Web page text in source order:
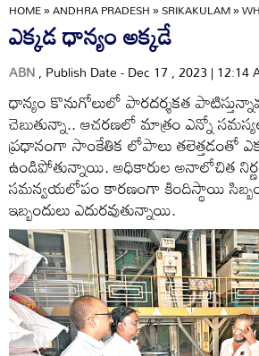
HOME»ANDHRA PRADESH»SRIKAKULAM»
ఎక్కడ ధాన్యం అక్కడే
ABN, Publish Date - Dec 17 , 2023 | 12:14
ధాన్యం కొనుగోలులో పారదర్శకత
చెబుతున్నా.. ఆచరణలో మాత్రం ఎన్నో
ప్రధానంగా సాంకేతిక లోపాలు తలెత్తడంతో
ఉండిపోతున్నాయి. అధికారుల అనాలోచిత
సమన్వయలోపం కారణంగా కిందిస్థాయి
ఇబ్బందులు ఎదురవుతున్నాయి.